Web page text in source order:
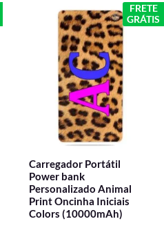
FRETE
GRÁTIS
Carregador Portátil
Power bank
Personalizado Animal
Print Oncinha Iniciais
Colors (10000mAh)
preço
original
era:
R$ 199,90.
O
preço
atual
é:
R$ 129,90.